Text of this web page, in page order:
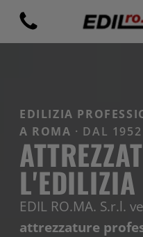
EDILIZIA
A ROMA · DAL 1952
EDIL RO.MA. S.r.l.
attrezzature